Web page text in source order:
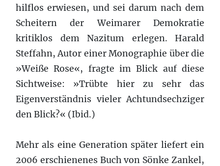
hilflos erwiesen, und sei darum nach dem
Scheitern der Weimarer Demokratie
kritiklos dem Nazitum erlegen. Harald
Steffahn, Autor einer Monographie über die
»Weiße Rose«, fragte im Blick auf diese
Sichtweise: »Trübte hier zu sehr das
Eigenverständnis vieler Achtundsechziger
den Blick?« (Ibid.)
Mehr als eine Generation später liefert ein
2006 erschienenes Buch von Sönke Zankel,